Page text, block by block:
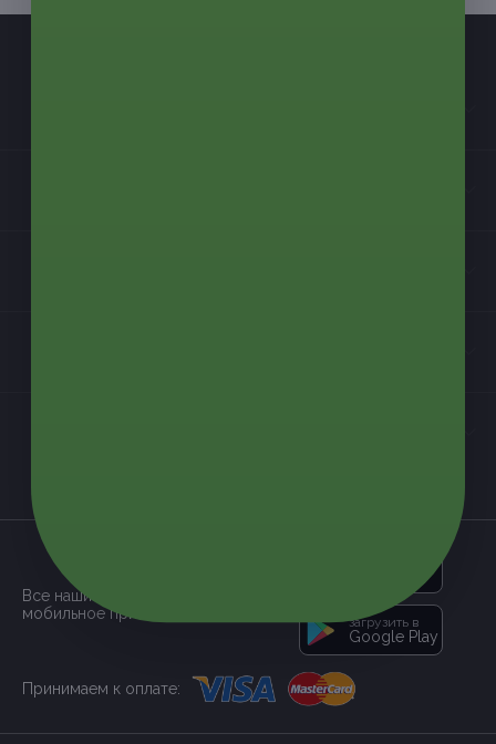
Все наши купоны доступны через
мобильное приложение:
загрузить в
Google Play
Принимаем к оплате: